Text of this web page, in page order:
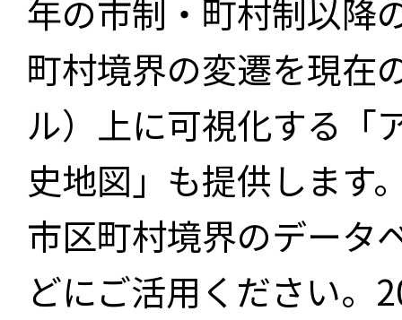
年の市制・町村制以降
町村境界の変遷を現在
ル）上に可視化する「
史地図」も提供します
市区町村境界のデータ
どにご活用ください。